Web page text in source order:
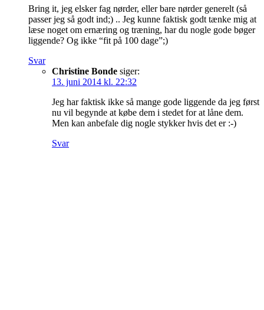
Bring it, jeg elsker fag nørder, eller bare nørder generelt (så
passer jeg så godt ind;) .. Jeg kunne faktisk godt tænke mig at
læse noget om ernæring og træning, har du nogle gode bøger
liggende? Og ikke “fit på 100 dage”;)
Svar
Christine Bonde siger:
13. juni 2014 kl. 22:32
Jeg har faktisk ikke så mange gode liggende da jeg først
nu vil begynde at købe dem i stedet for at låne dem.
Men kan anbefale dig nogle stykker hvis det er :-)
Svar